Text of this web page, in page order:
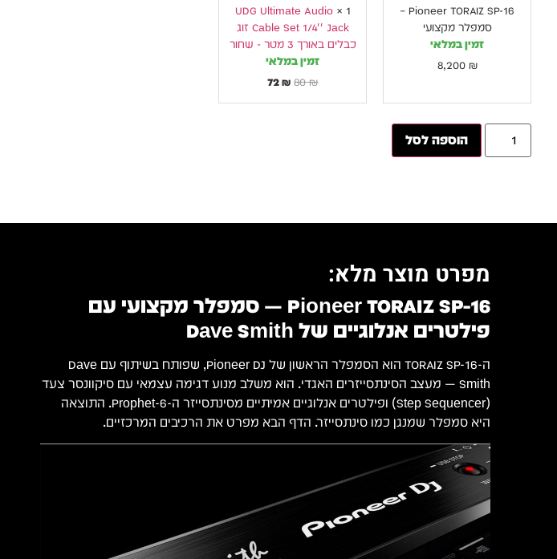
Pioneer TORAIZ SP-16 –
סמפלר מקצועי
זמין במלאי
₪
8,200
1
×
UDG Ultimate Audio
Cable Set 1/4'' Jack זוג
כבלים באורך 3 מטר - שחור
זמין במלאי
₪
80
₪
72
הוספה לסל
מפרט מוצר מלא:
Pioneer TORAIZ SP-16 — סמפלר מקצועי עם
פילטרים אנלוגיים של Dave Smith
ה-TORAIZ SP-16 הוא הסמפלר הראשון של Pioneer DJ, שפותח בשיתוף עם Dave
Smith — מעצב הסינתסייזרים האגדי. הוא משלב מנוע דגימה עצמאי עם סיקוונסר צעד
(Step Sequencer) ופילטרים אנלוגיים אמיתיים מסינתסייזר ה-Prophet-6. התוצאה
היא סמפלר שמנגן כמו סינתסייזר. הדף הבא מפרט את הרכיבים המרכזיים.